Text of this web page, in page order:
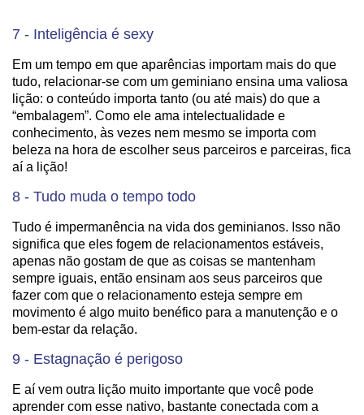
7 - Inteligência é sexy
Em um tempo em que aparências importam mais do que
tudo, relacionar-se com um geminiano ensina uma valiosa
lição: o conteúdo importa tanto (ou até mais) do que a
“embalagem”. Como ele ama intelectualidade e
conhecimento, às vezes nem mesmo se importa com
beleza na hora de escolher seus parceiros e parceiras, fica
aí a lição!
8 - Tudo muda o tempo todo
Tudo é impermanência na vida dos geminianos. Isso não
significa que eles fogem de relacionamentos estáveis,
apenas não gostam de que as coisas se mantenham
sempre iguais, então ensinam aos seus parceiros que
fazer com que o relacionamento esteja sempre em
movimento é algo muito benéfico para a manutenção e o
bem-estar da relação.
9 - Estagnação é perigoso
E aí vem outra lição muito importante que você pode
aprender com esse nativo, bastante conectada com a